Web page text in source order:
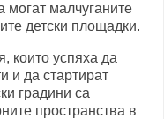
могат малчуганите
детски площадки.
които успяха да
и да стартират
градини са
пространства в